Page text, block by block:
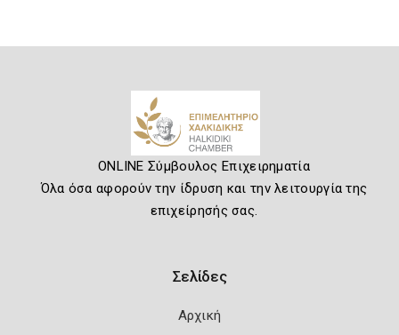
ONLINE Σύμβουλος Επιχειρηματία
Όλα όσα αφορούν την ίδρυση και την λειτουργία της
επιχείρησής σας.
Σελίδες
Αρχική